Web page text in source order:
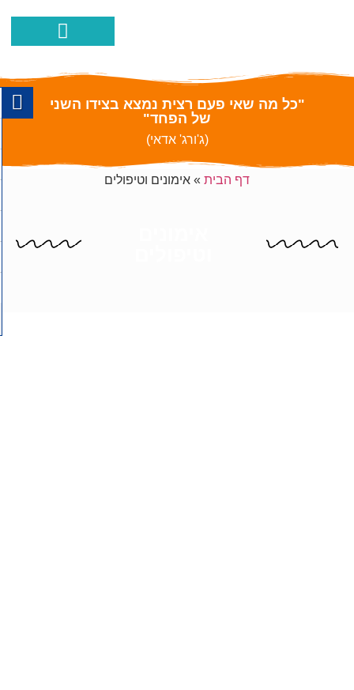
"כל מה שאי פעם רצית נמצא בצידו השני
של הפחד"
(ג'ורג' אדאי)
דף הבית » אימונים וטיפולים